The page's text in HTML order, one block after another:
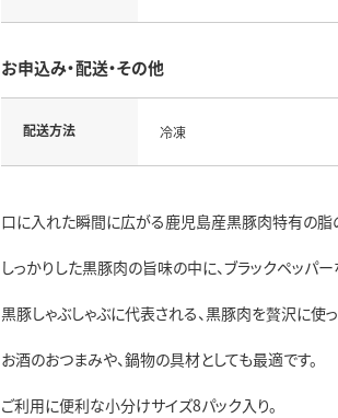
お申込み・配送・その他
配送方法 冷凍
口に入れた瞬間に広がる鹿児島産黒豚肉特有の脂
しっかりした黒豚肉の旨味の中に、ブラックペッパ
黒豚しゃぶしゃぶに代表される、黒豚肉を贅沢に使っ
お酒のおつまみや、鍋物の具材としても最適です。
ご利用に便利な小分けサイズ8パック入り。